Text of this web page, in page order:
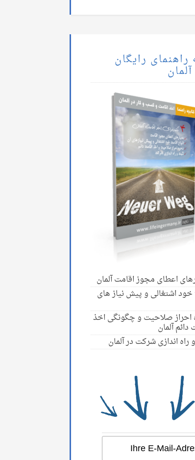
راهنمای رایگان
اعطای مجوز اقامت آلمان
خود اشتغالی و پیش نیاز های
احراز صلاحیت و چگونگی اخذ
دائم آلمان
راه اندازی شرکت در آلمان